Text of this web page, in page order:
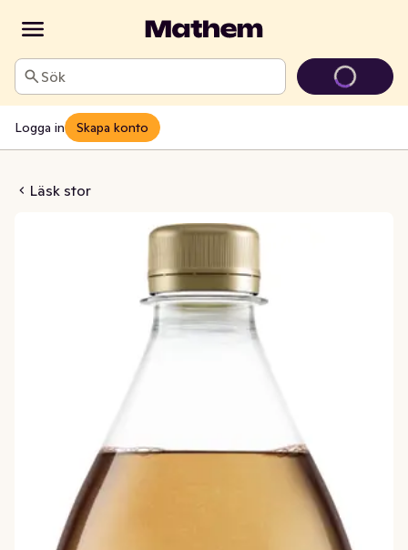
Sök
Logga in Skapa konto
Läsk stor